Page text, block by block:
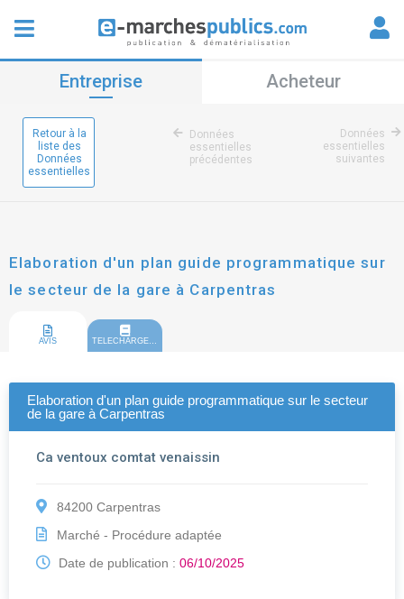
Entreprise Acheteur
Retour à la
liste des
Données
essentielles
Données
essentielles
précédentes
Données
essentielles
suivantes
Elaboration d'un plan guide programmatique sur
le secteur de la gare à Carpentras
AVIS TELECHARGEMENT
Elaboration d'un plan guide programmatique sur le secteur
de la gare à Carpentras
Ca ventoux comtat venaissin
84200 Carpentras
Marché - Procédure adaptée
Date de publication : 06/10/2025